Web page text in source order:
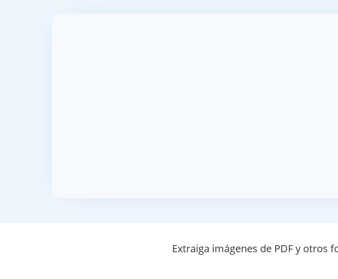
Extraiga imágenes de PDF y